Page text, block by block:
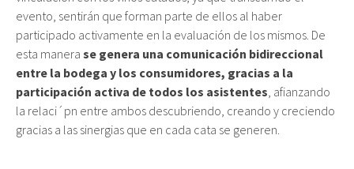
evento, sentirán que forman parte de ellos al haber
participado activamente en la evaluación de los mismos. De
esta manera se genera una comunicación bidireccional
entre la bodega y los consumidores, gracias a la
participación activa de todos los asistentes , afianzando
la relaci´pn entre ambos descubriendo, creando y creciendo
gracias a las sinergias que en cada cata se generen.